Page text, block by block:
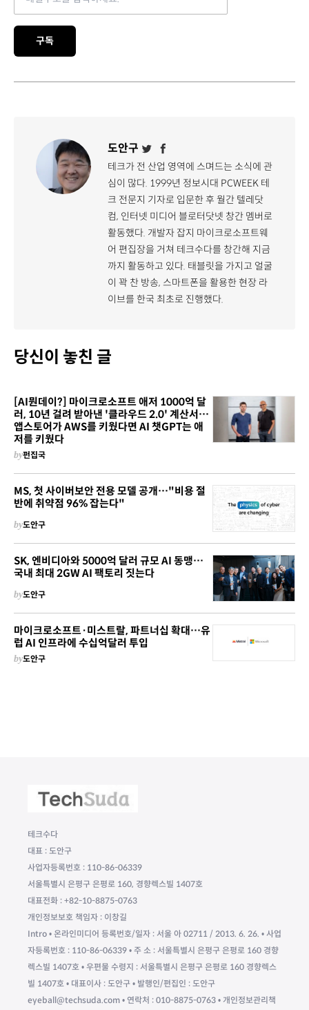
구독
도안구
테크가 전 산업 영역에 스며드는 소식에 관
심이 많다. 1999년 정보시대 PCWEEK 테
크 전문지 기자로 입문한 후 월간 텔레닷
컴, 인터넷 미디어 블로터닷넷 창간 멤버로
활동했다. 개발자 잡지 마이크로소프트웨
어 편집장을 거쳐 테크수다를 창간해 지금
까지 활동하고 있다. 태블릿을 가지고 얼굴
이 꽉 찬 방송, 스마트폰을 활용한 현장 라
이브를 한국 최초로 진행했다.
당신이 놓친 글
[AI뭔데이?] 마이크로소프트 애저 1000억 달
러, 10년 걸려 받아낸 '클라우드 2.0' 계산서…
앱스토어가 AWS를 키웠다면 AI 챗GPT는 애
저를 키웠다
by펀집국
MS, 첫 사이버보안 전용 모델 공개…"비용 절
반에 취약점 96% 잡는다"
by도안구
SK, 엔비디아와 5000억 달러 규모 AI 동맹…
국내 최대 2GW AI 팩토리 짓는다
by도안구
마이크로소프트·미스트랄, 파트너십 확대…유
럽 AI 인프라에 수십억달러 투입
by도안구
테크수다
대표 : 도안구
사업자등록번호 : 110-86-06339
서울특별시 은평구 은평로 160, 경향렉스빌 1407호
대표전화 : +82-10-8875-0763
개인정보보호 책임자 : 이창길
Intro • 온라인미디어 등록번호/일자 : 서울 아 02711 / 2013. 6. 26. • 사업
자등록번호 : 110-86-06339 • 주 소 : 서울특별시 은평구 은평로 160 경향
렉스빌 1407호 • 우편물 수령지 : 서울특별시 은평구 은평로 160 경향렉스
빌 1407호 • 대표이사 : 도안구 • 발행인/편집인 : 도안구
eyeball@techsuda.com • 연락처 : 010-8875-0763 • 개인정보관리책